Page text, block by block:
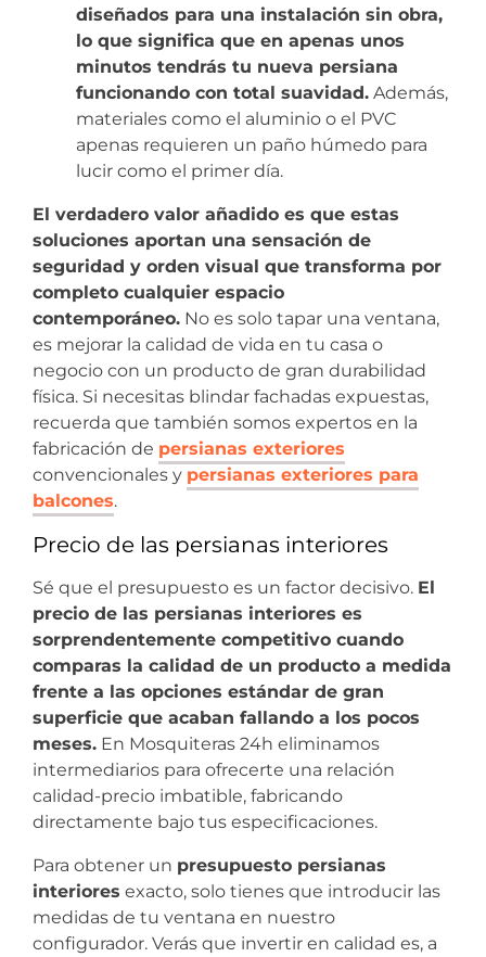
diseñados para una instalación sin obra,
lo que significa que en apenas unos
minutos tendrás tu nueva persiana
funcionando con total suavidad. Además,
materiales como el aluminio o el PVC
apenas requieren un paño húmedo para
lucir como el primer día.
El verdadero valor añadido es que estas
soluciones aportan una sensación de
seguridad y orden visual que transforma por
completo cualquier espacio
contemporáneo. No es solo tapar una ventana,
es mejorar la calidad de vida en tu casa o
negocio con un producto de gran durabilidad
física. Si necesitas blindar fachadas expuestas,
recuerda que también somos expertos en la
fabricación de persianas exteriores
convencionales y persianas exteriores para
balcones.
Precio de las persianas interiores
Sé que el presupuesto es un factor decisivo. El
precio de las persianas interiores es
sorprendentemente competitivo cuando
comparas la calidad de un producto a medida
frente a las opciones estándar de gran
superficie que acaban fallando a los pocos
meses. En Mosquiteras 24h eliminamos
intermediarios para ofrecerte una relación
calidad-precio imbatible, fabricando
directamente bajo tus especificaciones.
Para obtener un presupuesto persianas
interiores exacto, solo tienes que introducir las
medidas de tu ventana en nuestro
configurador. Verás que invertir en calidad es, a